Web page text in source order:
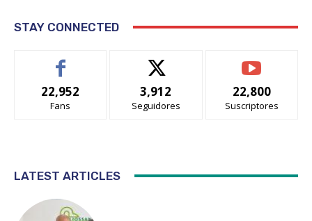
STAY CONNECTED
22,952
Fans
3,912
Seguidores
22,800
Suscriptores
LATEST ARTICLES